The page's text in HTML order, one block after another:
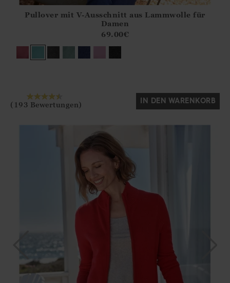
?? ""
Ja Nein
Pullover mit V-Ausschnitt aus Lammwolle für
Damen
69.00€
(193 Bewertungen) IN DEN WARENKORB